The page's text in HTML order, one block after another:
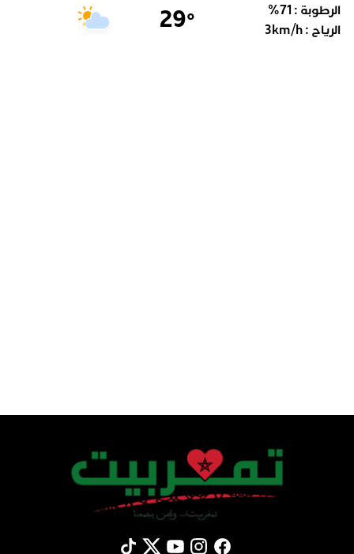
الرطوبة : 71
%
الرياح :
3km/h
29°